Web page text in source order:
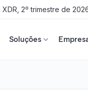
2º trimestre de
Soluções